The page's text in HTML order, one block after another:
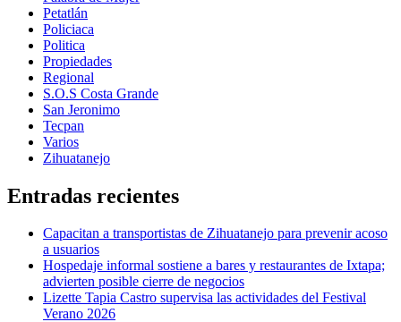
Petatlán
Policiaca
Politica
Propiedades
Regional
S.O.S Costa Grande
San Jeronimo
Tecpan
Varios
Zihuatanejo
Entradas recientes
Capacitan a transportistas de Zihuatanejo para prevenir acoso
a usuarios
Hospedaje informal sostiene a bares y restaurantes de Ixtapa;
advierten posible cierre de negocios
Lizette Tapia Castro supervisa las actividades del Festival
Verano 2026